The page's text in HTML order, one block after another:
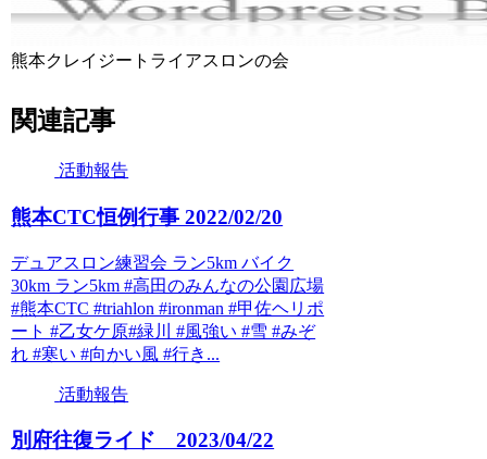
熊本クレイジートライアスロンの会
関連記事
活動報告
熊本CTC恒例行事 2022/02/20
デュアスロン練習会 ラン5km バイク
30km ラン5km #高田のみんなの公園広場
#熊本CTC #triahlon #ironman #甲佐ヘリポ
ート #乙女ケ原#緑川 #風強い #雪 #みぞ
れ #寒い #向かい風 #行き...
活動報告
別府往復ライド 2023/04/22